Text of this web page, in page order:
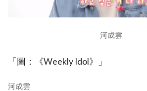
河成雲
「圖：《Weekly Idol》」
河成雲